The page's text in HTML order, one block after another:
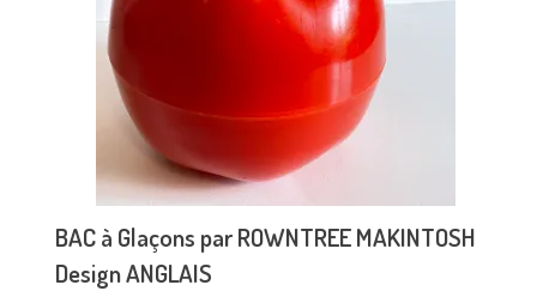
BAC à Glaçons par ROWNTREE MAKINTOSH
Design ANGLAIS